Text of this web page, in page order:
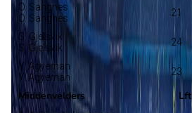
O. Sangnes
O. Sangnes
21
S. Gjelsvik
S. Gjelsvik
24
Y. Agyeman
Y. Agyeman
23
Middenvelders Lft